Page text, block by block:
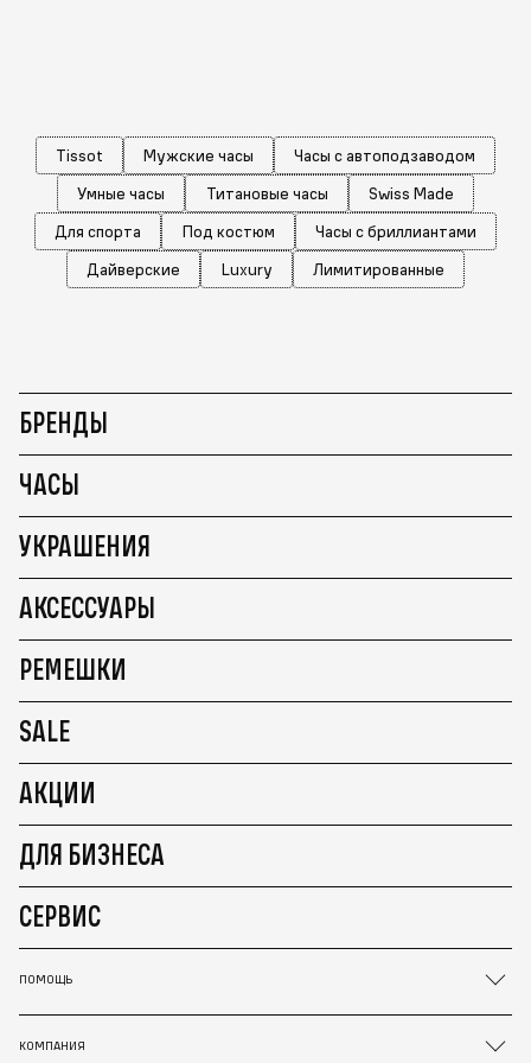
Tissot Мужские часы
Часы с автоподзаводом
Умные часы
Титановые часы
Swiss Made
Для спорта
Под костюм
Часы с бриллиантами
Дайверские
Luxury Лимитированные
БРЕНДЫ
ЧАСЫ
УКРАШЕНИЯ
АКСЕССУАРЫ
РЕМЕШКИ
SALE
АКЦИИ
ДЛЯ БИЗНЕСА
СЕРВИС
ПОМОЩЬ
КОМПАНИЯ